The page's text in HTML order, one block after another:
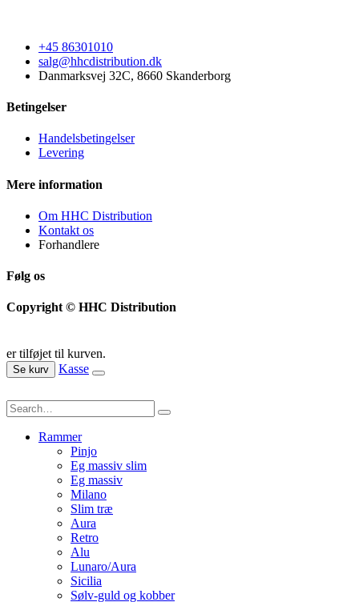
+45 86301010
salg@hhcdistribution.dk
Danmarksvej 32C, 8660 Skanderborg
Betingelser
Handelsbetingelser
Levering
Mere information
Om HHC Distribution
Kontakt os
Forhandlere
Følg os
Copyright © HHC Distribution
er tilføjet til kurven.
Se kurv Kasse
Rammer
Pinjo
Eg massiv slim
Eg massiv
Milano
Slim træ
Aura
Retro
Alu
Lunaro/Aura
Sicilia
Sølv-guld og kobber